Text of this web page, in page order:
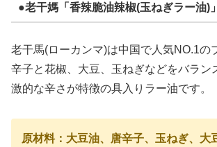
●老干媽「香辣脆油辣椒(玉ねぎラー油)」
老干馬(ローカンマ)は中国で人気NO.1の
辛子と花椒、大豆、玉ねぎなどをバラン
激的な辛さが特徴の具入りラー油です。
原材料：大豆油、唐辛子、玉ねぎ、大